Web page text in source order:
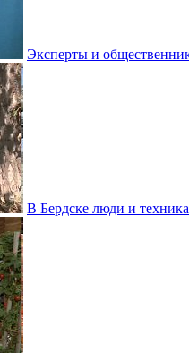
Эксперты и
В Бердске люди и